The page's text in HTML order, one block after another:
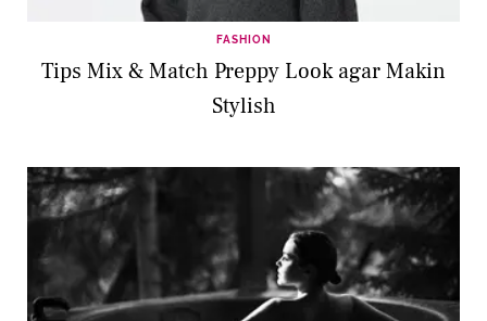
FASHION
Tips Mix & Match Preppy Look agar Makin
Stylish